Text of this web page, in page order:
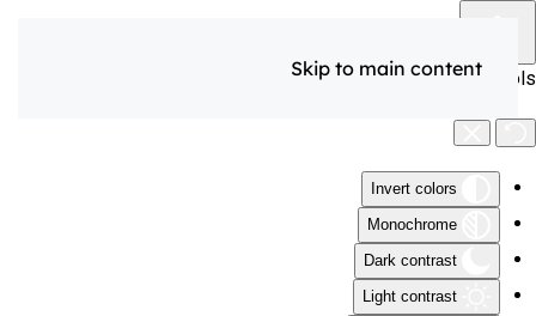
Accessibility Tools
Invert colors
Monochrome
Dark contrast
Light contrast
Skip to main content